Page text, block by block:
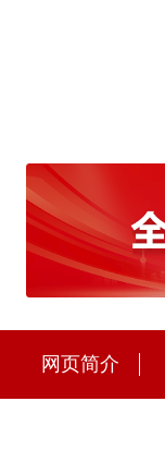
网页简介